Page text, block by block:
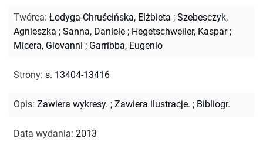
Twórca: Łodyga-Chruścińska, Elżbieta ; Szebesczyk,
Agnieszka ; Sanna, Daniele ; Hegetschweiler, Kaspar;
Micera, Giovanni ; Garribba, Eugenio
Strony: s. 13404-13416
Opis: Zawiera wykresy. ; Zawiera ilustracje. ; Bibliogr.
Data wydania: 2013